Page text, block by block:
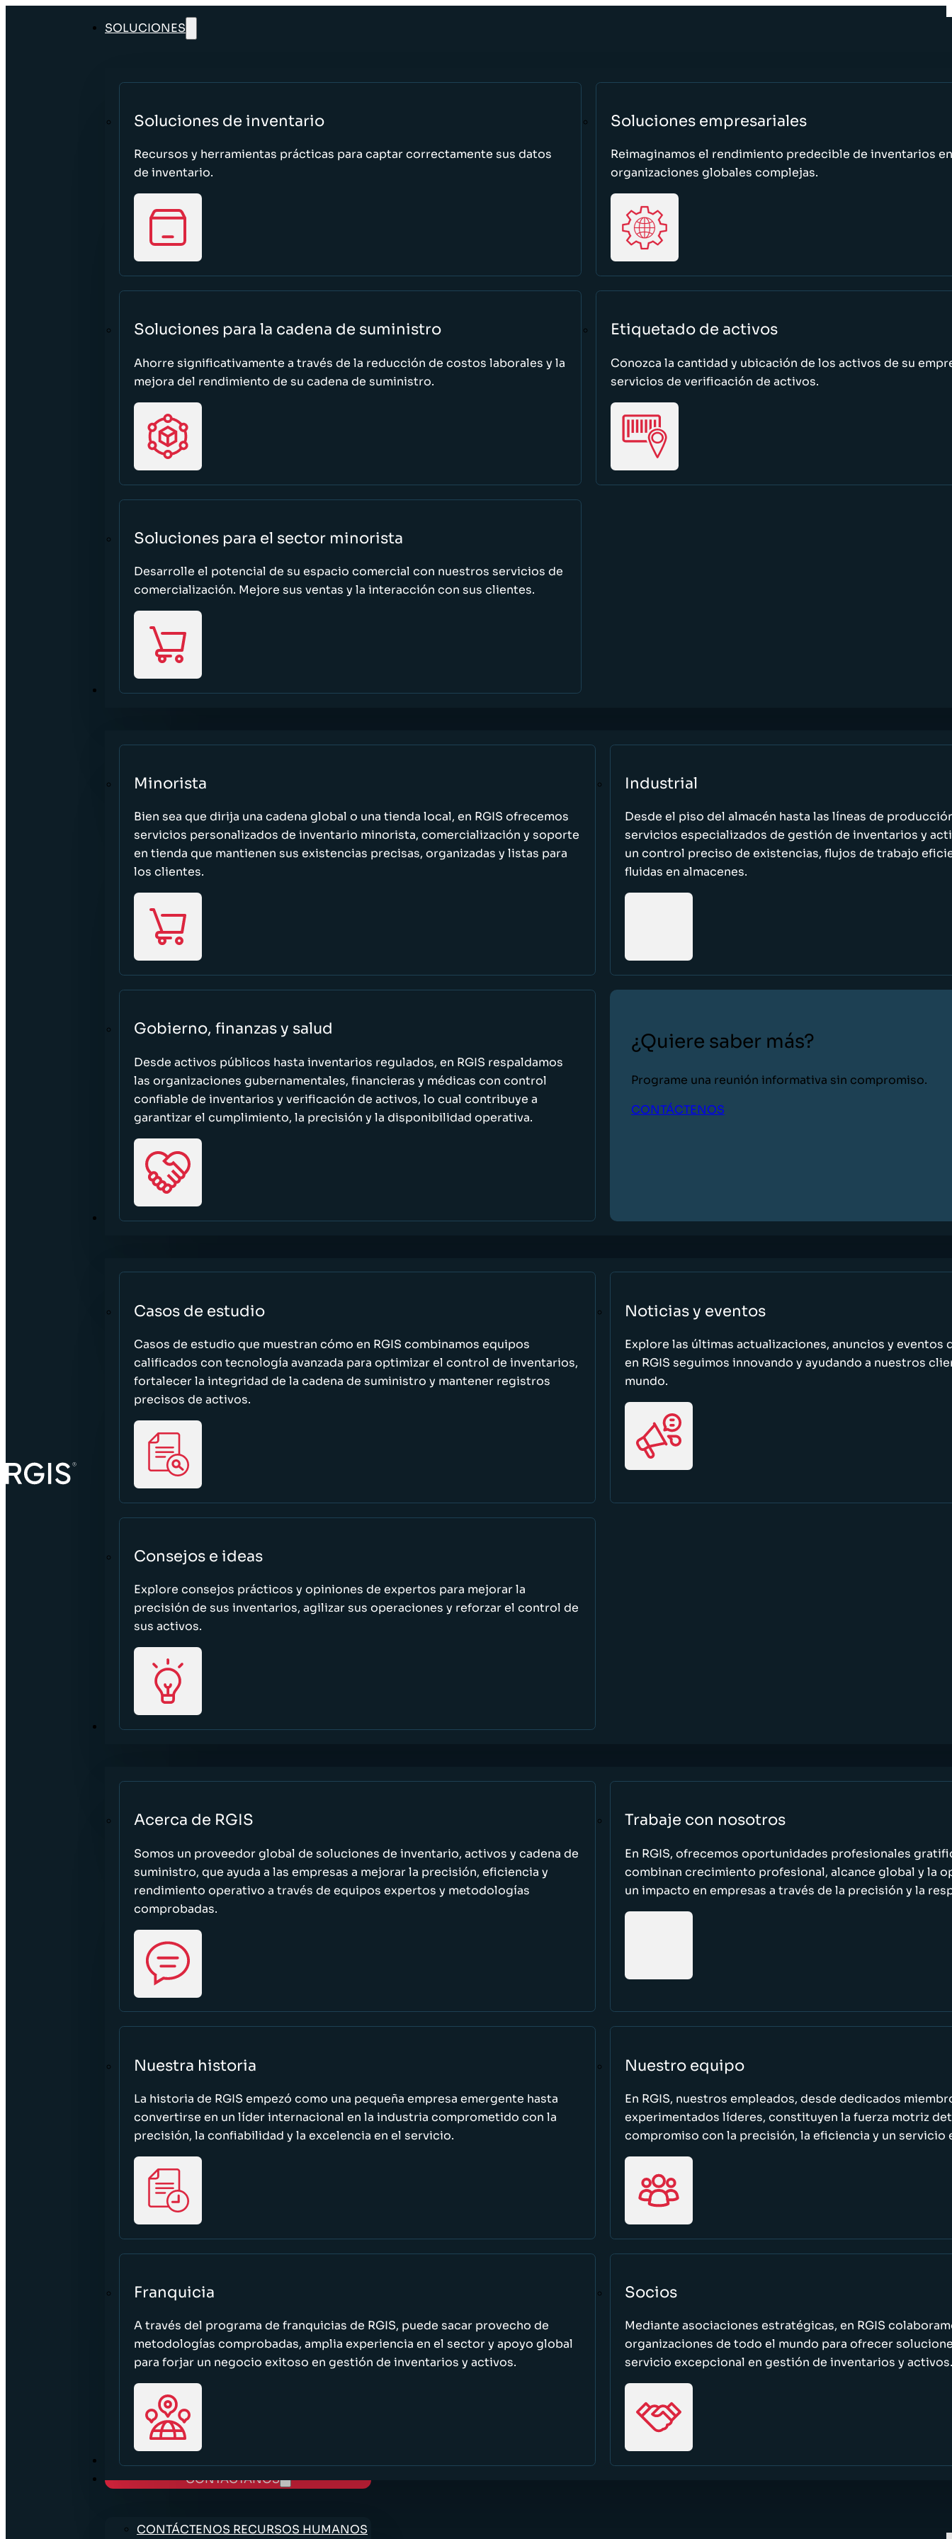
SOLUCIONES
Soluciones de inventario
Recursos y herramientas prácticas para captar correctamente sus datos
de inventario.
Soluciones empresariales
Reimaginamos el rendimiento predecible de inventarios en
organizaciones globales complejas.
Soluciones para la cadena de suministro
Ahorre significativamente a través de la reducción de costos laborales y la
mejora del rendimiento de su cadena de suministro.
Etiquetado de activos
Conozca la cantidad y ubicación de los activos de su
servicios de verificación de activos.
Soluciones para el sector minorista
Desarrolle el potencial de su espacio comercial con nuestros servicios de
comercialización. Mejore sus ventas y la interacción con sus clientes.
SECTORES
Minorista
Bien sea que dirija una cadena global o una tienda local, en RGIS ofrecemos
servicios personalizados de inventario minorista, comercialización y soporte
en tienda que mantienen sus existencias precisas, organizadas y listas para
los clientes.
Industrial
Desde el piso del almacén hasta las líneas de
servicios especializados de gestión de inventarios y
un control preciso de existencias, flujos de trabajo
fluidas en almacenes.
Gobierno, finanzas y salud
Desde activos públicos hasta inventarios regulados, en RGIS respaldamos
las organizaciones gubernamentales, financieras y médicas con control
confiable de inventarios y verificación de activos, lo cual contribuye a
garantizar el cumplimiento, la precisión y la disponibilidad operativa.
¿Quiere saber más?
Programe una reunión informativa sin compromiso.
CONTÁCTENOS
RECURSOS
Casos de estudio
Casos de estudio que muestran cómo en RGIS combinamos equipos
calificados con tecnología avanzada para optimizar el control de inventarios,
fortalecer la integridad de la cadena de suministro y mantener registros
precisos de activos.
Noticias y eventos
Explore las últimas actualizaciones, anuncios y eventos
en RGIS seguimos innovando y ayudando a nuestros
mundo.
Consejos e ideas
Explore consejos prácticos y opiniones de expertos para mejorar la
precisión de sus inventarios, agilizar sus operaciones y reforzar el control de
sus activos.
ACERCA DE
Acerca de RGIS
Somos un proveedor global de soluciones de inventario, activos y cadena de
suministro, que ayuda a las empresas a mejorar la precisión, eficiencia y
rendimiento operativo a través de equipos expertos y metodologías
comprobadas.
Trabaje con nosotros
En RGIS, ofrecemos oportunidades profesionales
combinan crecimiento profesional, alcance global y la
un impacto en empresas a través de la precisión y la
Nuestra historia
La historia de RGIS empezó como una pequeña empresa emergente hasta
convertirse en un líder internacional en la industria comprometido con la
precisión, la confiabilidad y la excelencia en el servicio.
Nuestro equipo
En RGIS, nuestros empleados, desde dedicados
experimentados líderes, constituyen la fuerza motriz
compromiso con la precisión, la eficiencia y un servicio
Franquicia
A través del programa de franquicias de RGIS, puede sacar provecho de
metodologías comprobadas, amplia experiencia en el sector y apoyo global
para forjar un negocio exitoso en gestión de inventarios y activos.
Socios
Mediante asociaciones estratégicas, en RGIS
organizaciones de todo el mundo para ofrecer
servicio excepcional en gestión de inventarios y activos.
TRABAJE CON NOSOTROS
CONTÁCTANOS
CONTÁCTENOS RECURSOS HUMANOS